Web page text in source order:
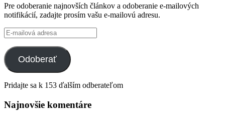
Pre odoberanie najnovších článkov a odoberanie e-mailových
notifikácií, zadajte prosím vašu e-mailovú adresu.
E-
mailová
adresa
Odoberať
Pridajte sa k 153 ďalším odberateľom
Najnovšie komentáre